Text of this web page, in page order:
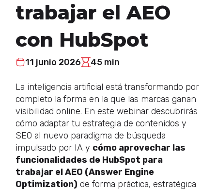
trabajar el AEO
con HubSpot
11 junio 2026 45 min
La inteligencia artificial está transformando por
completo la forma en la que las marcas ganan
visibilidad online. En este webinar descubrirás
cómo adaptar tu estrategia de contenidos y
SEO al nuevo paradigma de búsqueda
impulsado por IA y cómo aprovechar las
funcionalidades de HubSpot para
trabajar el AEO (Answer Engine
Optimization)de forma práctica, estratégica